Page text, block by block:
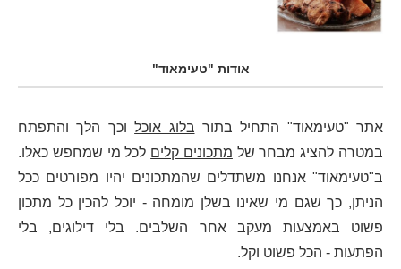
אודות "טעימאוד"
אתר "טעימאוד" התחיל בתור בלוג אוכלוכך הלך והתפתח
במטרה להציג מבחר של מתכונים קלים לכל מי שמחפש כאלו.
ב"טעימאוד" אנחנו משתדלים שהמתכונים יהיו מפורטים ככל
הניתן, כך שגם מי שאינו בשלן מומחה - יוכל להכין כל מתכון
פשוט באמצעות מעקב אחר השלבים. בלי דילוגים, בלי
הפתעות - הכל פשוט וקל.